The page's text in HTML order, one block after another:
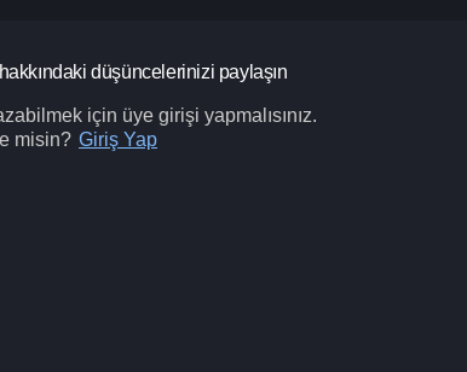
düşüncelerinizi paylaşın
için üye girişi yapmalısınız.
misin? Giriş Yap